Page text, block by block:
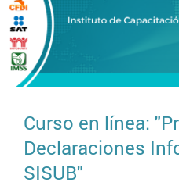
Curso en línea:
Declaraciones
SISUB"